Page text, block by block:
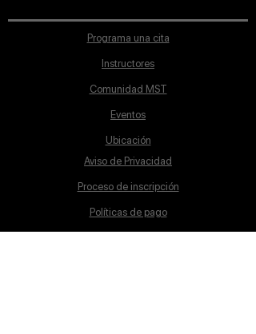
Programa una cita
Instructores
Comunidad MST
Eventos
Ubicación
Aviso de Privacidad
Proceso de inscripción
Políticas de pago